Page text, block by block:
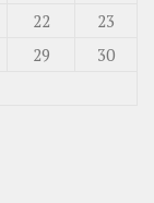
22
23
29
30